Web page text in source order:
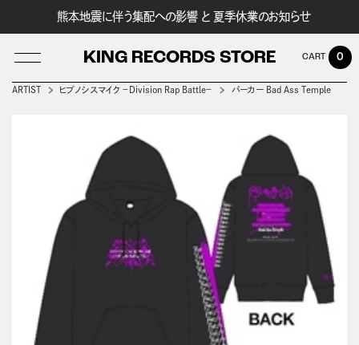
熊本地震に伴う集配への影響 と 夏季休業のお知らせ
KING RECORDS STORE 0
ARTIST ヒプノシスマイク －Division Rap Battle－ パーカー Bad Ass Temple